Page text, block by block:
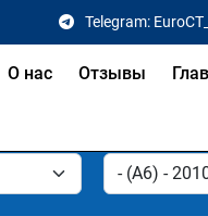
Telegram:
О нас Отзывы